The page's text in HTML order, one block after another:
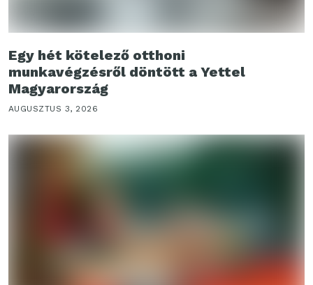
Egy hét kötelező otthoni
munkavégzésről döntött a Yettel
Magyarország
AUGUSZTUS 3, 2026